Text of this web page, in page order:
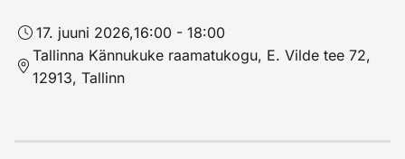
17. juuni 2026,16:00 - 18:00
Tallinna Kännukuke raamatukogu, E. Vilde tee 72,
12913, Tallinn